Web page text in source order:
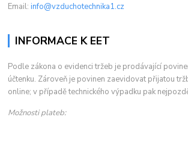
Email:info@vzduchotechnika1.cz
INFORMACE K EET
Podle zákona o evidenci tržeb je prodávající
účtenku. Zároveň je povinen zaevidovat přijatou
online; v případě technického výpadku pak
Možnosti plateb: